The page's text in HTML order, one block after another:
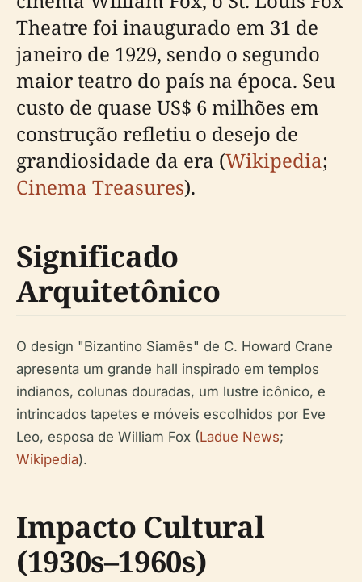
Theatre foi inaugurado em 31 de
janeiro de 1929, sendo o segundo
maior teatro do país na época. Seu
custo de quase US$ 6 milhões em
construção refletiu o desejo de
grandiosidade da era (Wikipedia;
Cinema Treasures).
Significado
Arquitetônico
O design "Bizantino Siamês" de C. Howard Crane
apresenta um grande hall inspirado em templos
indianos, colunas douradas, um lustre icônico, e
intrincados tapetes e móveis escolhidos por Eve
Leo, esposa de William Fox (Ladue News;
Wikipedia).
Impacto Cultural
(1930s–1960s)